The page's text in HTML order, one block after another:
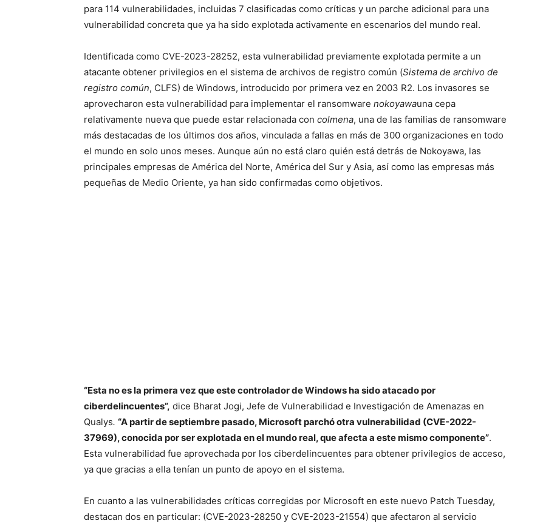
para 114 vulnerabilidades, incluidas 7 clasificadas como críticas y un parche adicional para una
vulnerabilidad concreta que ya ha sido explotada activamente en escenarios del mundo real.
Identificada como CVE-2023-28252, esta vulnerabilidad previamente explotada permite a un
atacante obtener privilegios en el sistema de archivos de registro común (Sistema de archivo de
registro común, CLFS) de Windows, introducido por primera vez en 2003 R2. Los invasores se
aprovecharon esta vulnerabilidad para implementar el ransomware nokoyawauna cepa
relativamente nueva que puede estar relacionada con colmena, una de las familias de ransomware
más destacadas de los últimos dos años, vinculada a fallas en más de 300 organizaciones en todo
el mundo en solo unos meses. Aunque aún no está claro quién está detrás de Nokoyawa, las
principales empresas de América del Norte, América del Sur y Asia, así como las empresas más
pequeñas de Medio Oriente, ya han sido confirmadas como objetivos.
“Esta no es la primera vez que este controlador de Windows ha sido atacado por
ciberdelincuentes”, dice Bharat Jogi, Jefe de Vulnerabilidad e Investigación de Amenazas en
Qualys. “A partir de septiembre pasado, Microsoft parchó otra vulnerabilidad (CVE-2022-
37969), conocida por ser explotada en el mundo real, que afecta a este mismo componente”.
Esta vulnerabilidad fue aprovechada por los ciberdelincuentes para obtener privilegios de acceso,
ya que gracias a ella tenían un punto de apoyo en el sistema.
En cuanto a las vulnerabilidades críticas corregidas por Microsoft en este nuevo Patch Tuesday,
destacan dos en particular: (CVE-2023-28250 y CVE-2023-21554) que afectaron al servicio